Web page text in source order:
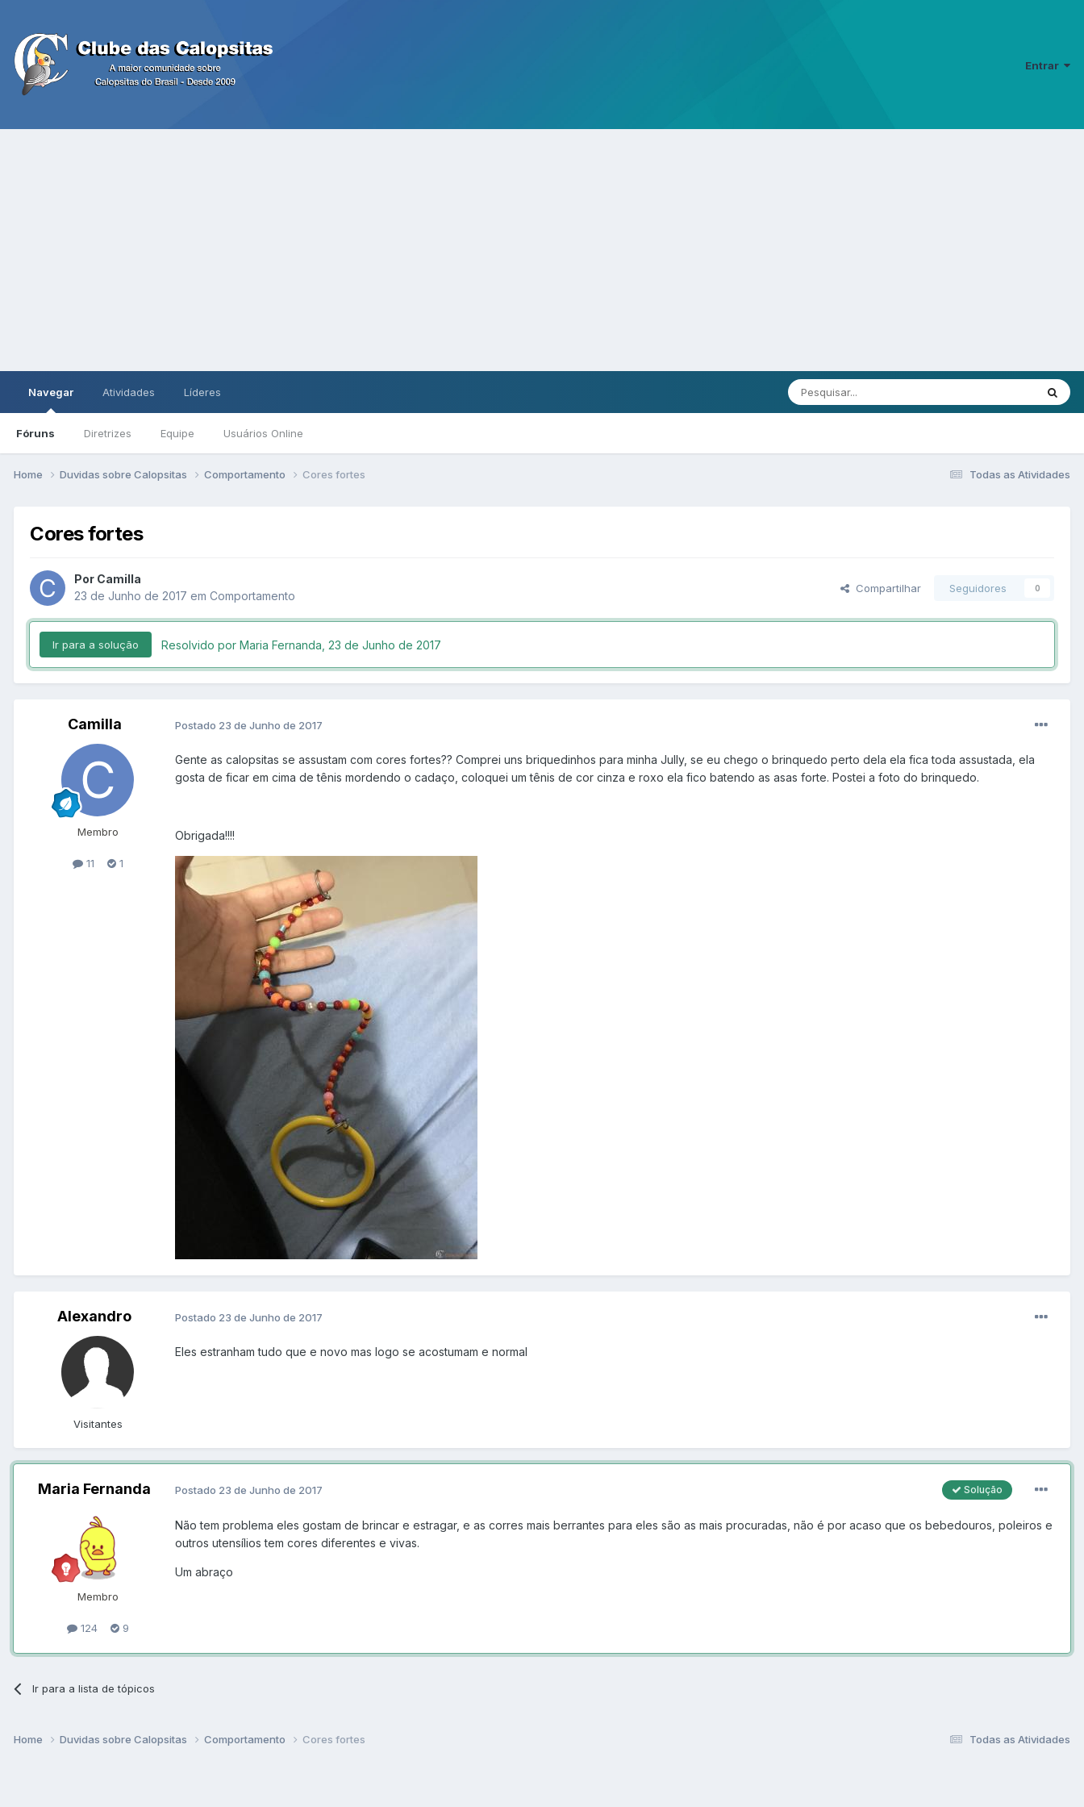
Entrar
Navegar
Fóruns Diretrizes Equipe Usuários Online
Atividades Líderes
Todas as Atividades
Home Duvidas sobre Calopsitas Comportamento Cores fortes
Cores fortes
Por Camilla
23 de Junho de 2017 em Comportamento
Compartilhar Seguidores 0
Ir para a solução Resolvido por Maria Fernanda, 23 de Junho de 2017
Camilla
Membro
11 1
Postado 23 de Junho de 2017
Gente as calopsitas se assustam com cores fortes?? Comprei uns briquedinhos para minha Jully, se eu chego o brinquedo perto dela ela fica toda assustada, ela
gosta de ficar em cima de tênis mordendo o cadaço, coloquei um tênis de cor cinza e roxo ela fico batendo as asas forte. Postei a foto do brinquedo.
Obrigada!!!!
Alexandro
Visitantes
Postado 23 de Junho de 2017
Eles estranham tudo que e novo mas logo se acostumam e normal
Maria Fernanda
Membro
124 9
Solução
Postado 23 de Junho de 2017
Não tem problema eles gostam de brincar e estragar, e as corres mais berrantes para eles são as mais procuradas, não é por acaso que os bebedouros, poleiros e
outros utensílios tem cores diferentes e vivas.
Um abraço
Ir para a lista de tópicos
Todas as Atividades
Home Duvidas sobre Calopsitas Comportamento Cores fortes